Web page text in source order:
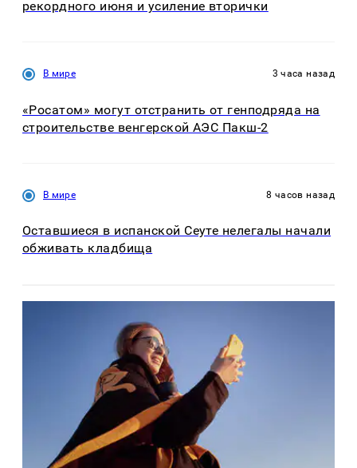
рекордного июня и усиление вторички
В мире 3 часа назад
«Росатом» могут отстранить от генподряда на
строительстве венгерской АЭС Пакш-2
В мире 8 часов назад
Оставшиеся в испанской Сеуте нелегалы начали
обживать кладбища